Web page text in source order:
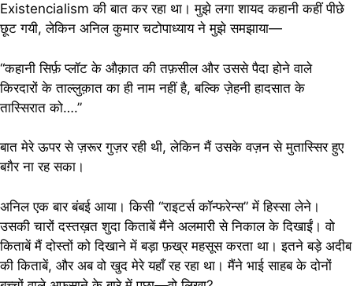
Existencialism की बात कर रहा था। मुझे लगा शायद कहानी कहीं पीछे
छूट गयी, लेकिन अनिल कुमार चटोपाध्याय ने मुझे समझाया—
“कहानी सिर्फ़ प्लॉट के औक़ात की तफ़सील और उससे पैदा होने वाले
किरदारों के ताल्लुक़ात का ही नाम नहीं है, बल्कि ज़ेहनी हादसात के
तास्सिरात को….”
बात मेरे ऊपर से ज़रूर गुज़र रही थी, लेकिन मैं उसके वज़न से मुतास्सिर हुए
बग़ैर ना रह सका।
अनिल एक बार बंबई आया। किसी “राइटर्स कॉन्फरेन्स” में हिस्सा लेने।
उसकी चारों दस्तख़त शुदा किताबें मैंने अलमारी से निकाल के दिखाईं। वो
किताबें मैं दोस्तों को दिखाने में बड़ा फ़ख्र महसूस करता था। इतने बड़े अदीब
की किताबें, और अब वो खुद मेरे यहाँ रह रहा था। मैंने भाई साहब के दोनों